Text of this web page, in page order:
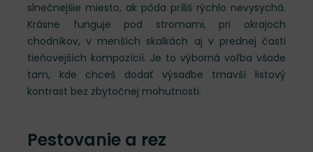
slnečnejšie miesto, ak pôda príliš rýchlo nevysychá.
Krásne funguje pod stromami, pri okrajoch
chodníkov, v menších skalkách aj v prednej časti
tieňovejších kompozícií. Je to výborná voľba všade
tam, kde chceš dodať výsadbe tmavší listový
kontrast bez zbytočnej mohutnosti.
Pestovanie a rez